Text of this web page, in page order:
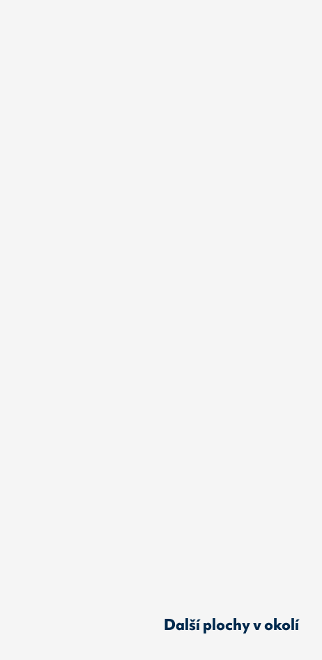
Další plochy v okolí